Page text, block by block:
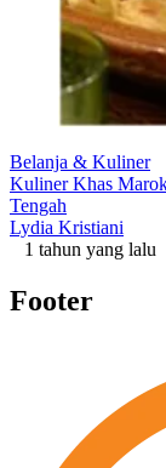
Belanja & Kuliner
Kuliner Khas
Tengah
Lydia Kristiani
1 tahun yang lalu
Footer